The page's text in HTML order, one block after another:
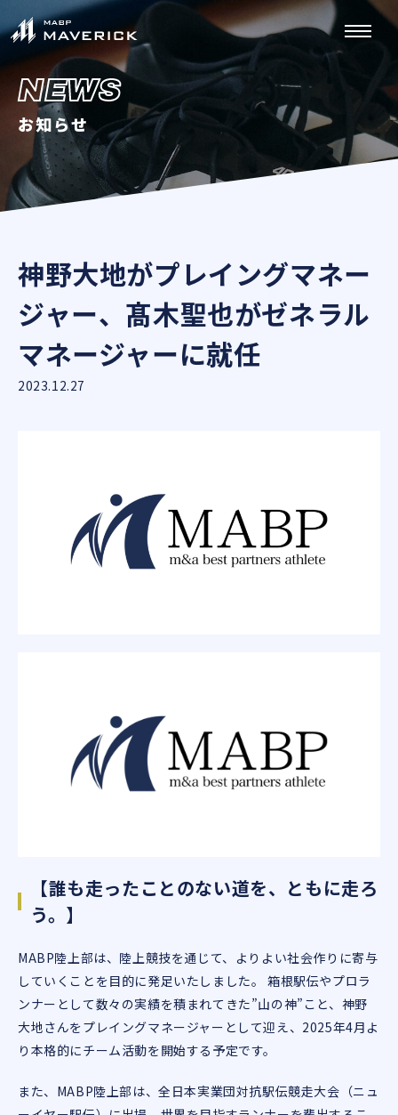
NEWS
お知らせ
神野大地がプレイングマネー
ジャー、髙木聖也がゼネラル
マネージャーに就任
2023.12.27
【誰も走ったことのない道を、ともに走ろ
う。】
MABP陸上部は、陸上競技を通じて、よりよい社会作りに寄与
していくことを目的に発足いたしました。 箱根駅伝やプロラ
ンナーとして数々の実績を積まれてきた”山の神”こと、神野
大地さんをプレイングマネージャーとして迎え、2025年4月よ
り本格的にチーム活動を開始する予定です。
また、MABP陸上部は、全日本実業団対抗駅伝競走大会（ニュ